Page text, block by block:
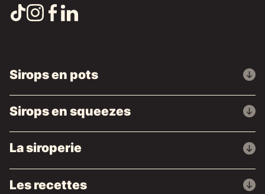
Sirops en pots
Sirops en squeezes
La siroperie
Les recettes